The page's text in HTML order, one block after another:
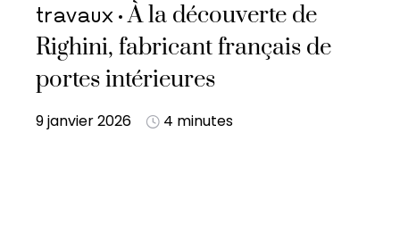
travaux À la découverte de
Righini, fabricant français de
portes intérieures
9 janvier 2026 4 minutes